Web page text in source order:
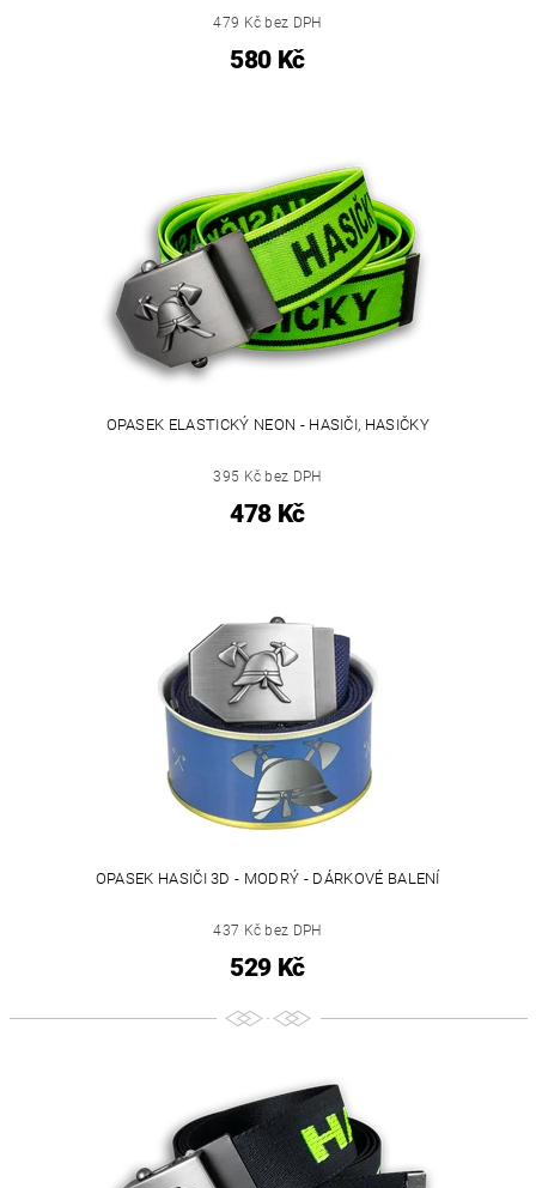
479 Kč bez DPH
580 Kč
OPASEK ELASTICKÝ NEON - HASIČI, HASIČKY
395 Kč bez DPH
478 Kč
OPASEK HASIČI 3D - MODRÝ - DÁRKOVÉ BALENÍ
437 Kč bez DPH
529 Kč